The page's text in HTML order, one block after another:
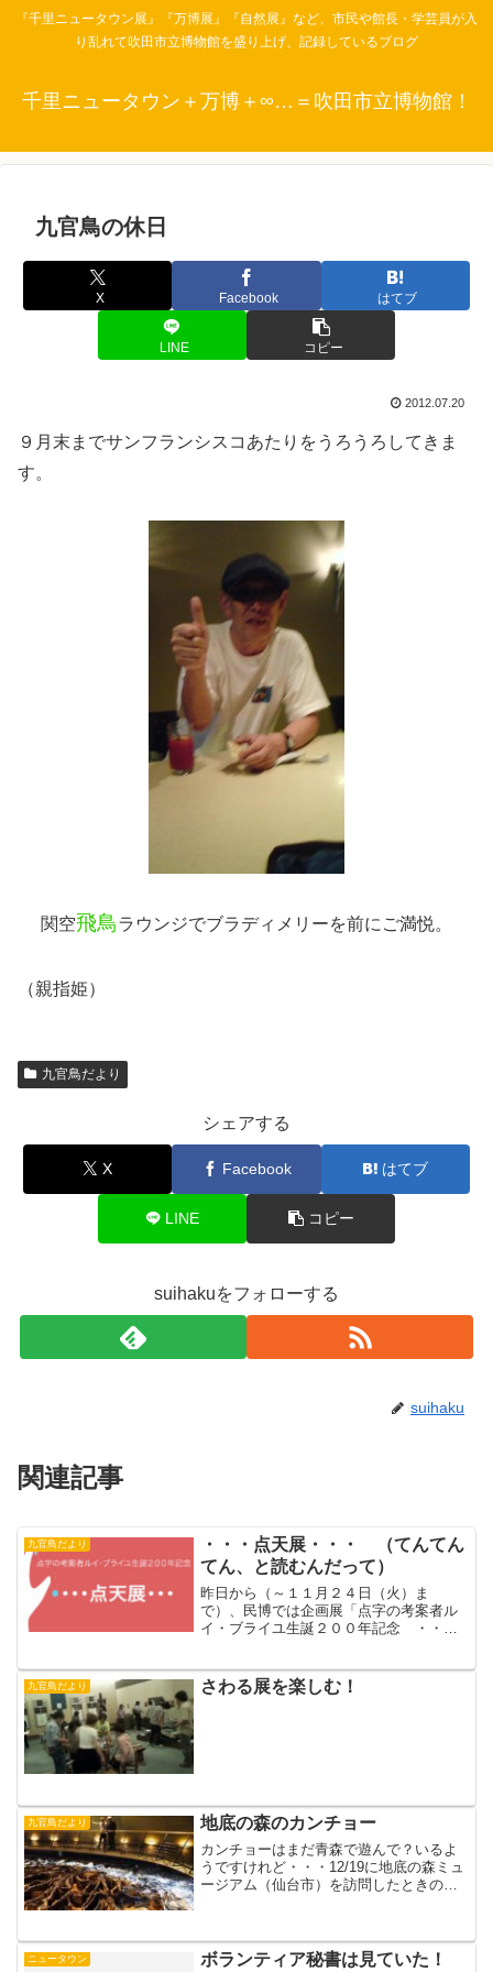
『千里ニュータウン展』『万博展』『自然展』など、市民や館長・学芸員が入
り乱れて吹田市立博物館を盛り上げ、記録しているブログ
千里ニュータウン＋万博＋∞…＝吹田市立博物館！
九官鳥の休日
X Facebook はてブ
LINE コピー
2012.07.20
９月末までサンフランシスコあたりをうろうろしてきま
す。
関空飛鳥ラウンジでブラディメリーを前にご満悦。
（親指姫）
九官鳥だより
シェアする
X Facebook はてブ
LINE コピー
suihakuをフォローする
suihaku
関連記事
九官鳥だより
・・・点天展・・・ （てんてん
てん、と読むんだって）
昨日から（～１１月２４日（火）ま
で）、民博では企画展「点字の考案者ル
イ・ブライユ生誕２００年記念 ・・・
でおなじみの廣瀬浩二郎先生が中心にな
っておられるものです（なんち...
九官鳥だより さわる展を楽しむ！
九官鳥だより 地底の森のカンチョー
カンチョーはまだ青森で遊んで？いるよ
うですけれど・・・12/19に地底の森ミュ
ージアム（仙台市）を訪問したときのよ
ら◆小山修三著『美と楽の縄文人』（扶
桑社）小山修三著...
ニュータウン
ボランティア秘書は見ていた！